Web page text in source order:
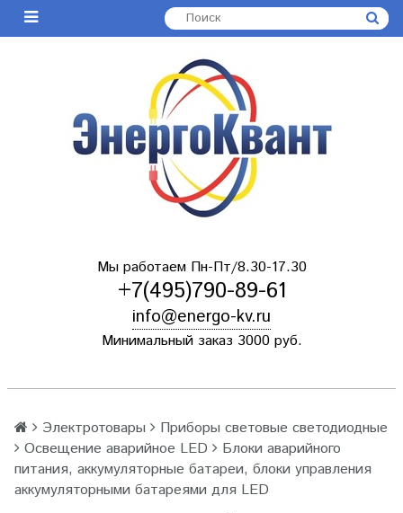
Мы работаем Пн-Пт/8.30-17.30
+7(495)790-89-61
info@energo-kv.ru
Минимальный заказ 3000 руб.
Электротовары
Приборы световые светодиодные
Освещение аварийное LED
Блоки аварийного
питания, аккумуляторные батареи, блоки управления
аккумуляторными батареями для LED